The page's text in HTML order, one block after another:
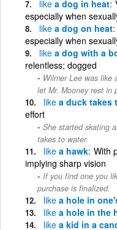
like a dog in heat
especially when
like a dog on heat
especially when
like a dog with a
relentless; dogged
Wilmer Lee was
let Mr. Mooney rest in
like a duck takes
effort
She started skating
takes to water.
like a hawk With
implying sharp vision
If you find one you
purchase is finalized.
like a hole in
like a hole in the
like a kid in a